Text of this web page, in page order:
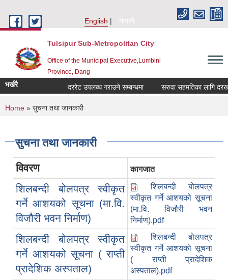
English
नेपाली
Tulsipur Sub-Metropolitan City
Office of the Municipal Executive,Lumbini
Province, Dang
भर्खरै दररेट उपलब्ध गराउने सम्बन्धमा सरुवा सहमतिका लागि
You are here
Home » सुचना तथा जानकारी
सुचना तथा जानकारी
विवरण कागजात
शिलबन्दी बोलपत्र स्वीकृत
गर्ने आशयको सूचना (मा.वि.
विजौरी भवन निर्माण)
शिलबन्दी बोलपत्र
स्वीकृत गर्ने आशयको सूचना
(मा.वि. विजौरी भवन
निर्माण).pdf
शिलबन्दी बोलपत्र स्वीकृत
गर्ने आशयको सूचना ( राप्ती
प्रादेशिक अस्पताल)
शिलबन्दी बोलपत्र
स्वीकृत गर्ने आशयको सूचना
( राप्ती प्रादेशिक
अस्पताल).pdf